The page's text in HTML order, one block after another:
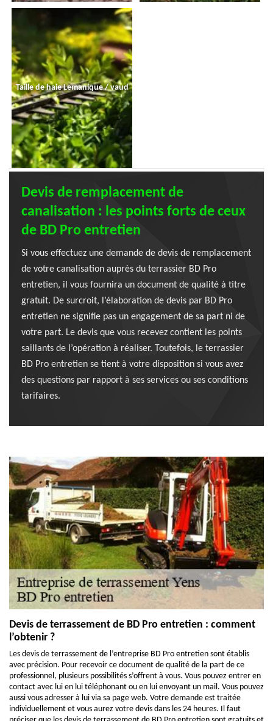
Taille de haie Lemanique / vaud
Devis de remplacement de
canalisation : les points forts de ceux
de BD Pro entretien
Si vous effectuez une demande de devis de remplacement
de votre canalisation auprès du terrassier BD Pro
entretien, il vous fournira un document de qualité à titre
gratuit. De surcroit, l’élaboration de devis par BD Pro
entretien ne signifie pas un engagement de sa part ni de
votre part. Le devis que vous recevez contient les points
saillants de l’opération à réaliser. Toutefois, le terrassier
BD Pro entretien se tient à votre disposition si vous avez
des questions par rapport à ses services ou ses conditions
tarifaires.
Devis de terrassement de BD Pro entretien : comment
l’obtenir ?
Les devis de terrassement de l’entreprise BD Pro entretien sont établis
avec précision. Pour recevoir ce document de qualité de la part de ce
professionnel, plusieurs possibilités s’offrent à vous. Vous pouvez entrer en
contact avec lui en lui téléphonant ou en lui envoyant un mail. Vous pouvez
aussi vous adresser à lui via sa page web. Votre demande est traitée
individuellement et vous aurez votre devis dans les 24 heures. Il faut